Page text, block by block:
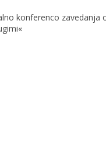
konferenco zavedanja